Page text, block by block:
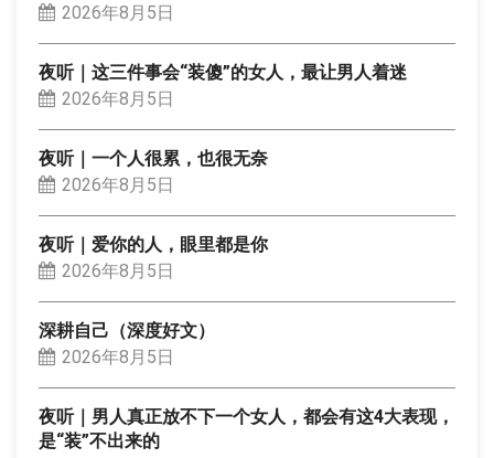
2026年8月5日
夜听｜这三件事会“装傻”的女人，最让男人着迷
2026年8月5日
夜听｜一个人很累，也很无奈
2026年8月5日
夜听｜爱你的人，眼里都是你
2026年8月5日
深耕自己（深度好文）
2026年8月5日
夜听｜男人真正放不下一个女人，都会有这4大表现，
是“装”不出来的